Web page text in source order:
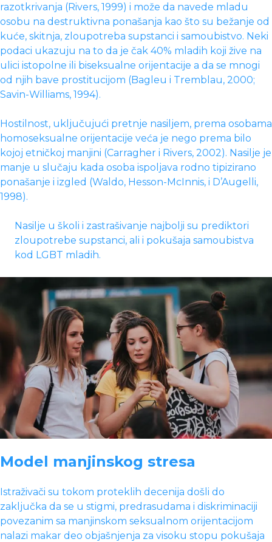
razotkrivanja (Rivers, 1999) i može da navede mladu
osobu na destruktivna ponašanja kao što su bežanje od
kuće, skitnja, zloupotreba supstanci i samoubistvo. Neki
podaci ukazuju na to da je čak 40% mladih koji žive na
ulici istopolne ili biseksualne orijentacije a da se mnogi
od njih bave prostitucijom (Bagleu i Tremblau, 2000;
Savin-Williams, 1994).
Hostilnost, uključujući pretnje nasiljem, prema osobama
homoseksualne orijentacije veća je nego prema bilo
kojoj etničkoj manjini (Carragher i Rivers, 2002). Nasilje je
manje u slučaju kada osoba ispoljava rodno tipizirano
ponašanje i izgled (Waldo, Hesson-McInnis, i D’Augelli,
1998).
Nasilje u školi i zastrašivanje najbolji su prediktori
zloupotrebe supstanci, ali i pokušaja samoubistva
kod LGBT mladih.
Model manjinskog stresa
Istraživači su tokom proteklih decenija došli do
zaključka da se u stigmi, predrasudama i diskriminaciji
povezanim sa manjinskom seksualnom orijentacijom
nalazi makar deo objašnjenja za visoku stopu pokušaja